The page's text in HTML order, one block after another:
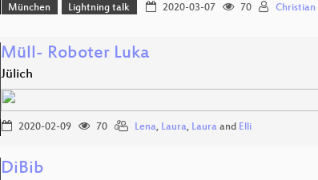
München Lightning talk 2020-03-07 70 Christian
Müll- Roboter Luka
Jülich
2020-02-09 70 Lena, Laura, Laura and Elli
DiBib